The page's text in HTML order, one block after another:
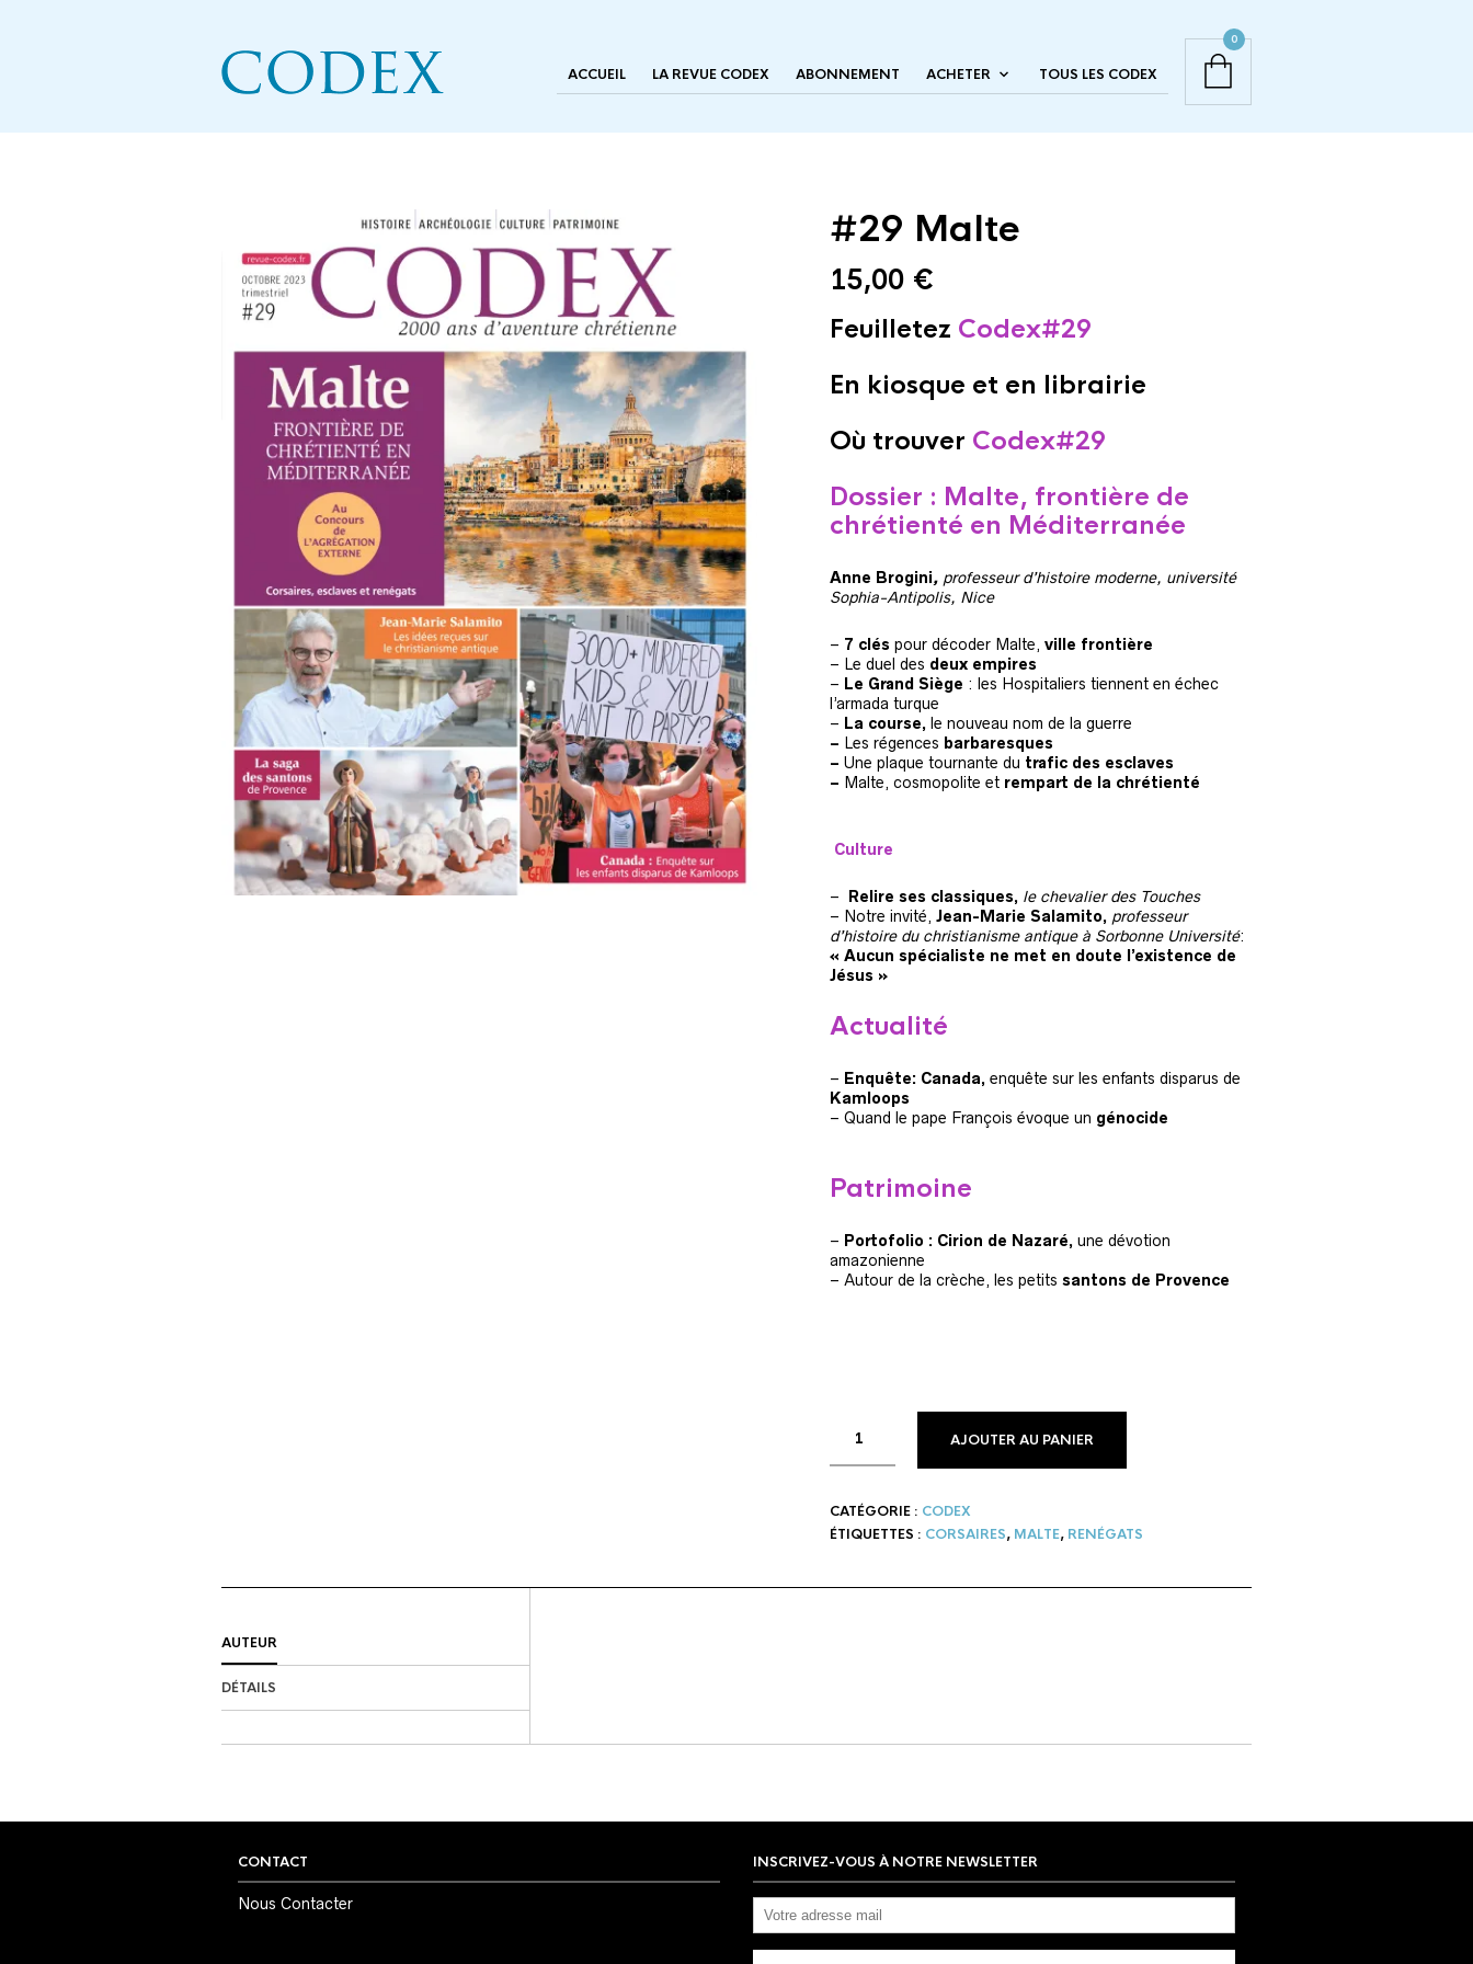
ACCUEIL LA REVUE CODEX ABONNEMENT ACHETER TOUS LES CODEX
0
#29 Malte
15,00 €
Feuilletez Codex#29
En kiosque et en librairie
Où trouver Codex#29
Dossier : Malte, frontière de
chrétienté en Méditerranée
Anne Brogini, professeur d’histoire moderne, université
Sophia-Antipolis, Nice
– 7 clés pour décoder Malte, ville frontière
– Le duel des deux empires
– Le Grand Siège : les Hospitaliers tiennent en échec
l’armada turque
– La course, le nouveau nom de la guerre
– Les régences barbaresques
– Une plaque tournante du trafic des esclaves
– Malte, cosmopolite et rempart de la chrétienté
Culture
– Relire ses classiques, le chevalier des Touches
– Notre invité, Jean-Marie Salamito, professeur
d’histoire du christianisme antique à Sorbonne Université:
« Aucun spécialiste ne met en doute l’existence de
Jésus »
Actualité
– Enquête: Canada, enquête sur les enfants disparus de
Kamloops
– Quand le pape François évoque un génocide
Patrimoine
– Portofolio : Cirion de Nazaré, une dévotion
amazonienne
– Autour de la crèche, les petits santons de Provence
AJOUTER AU PANIER
CATÉGORIE : CODEX
ÉTIQUETTES : CORSAIRES, MALTE, RENÉGATS
AUTEUR
DÉTAILS
CONTACT
Nous Contacter
INSCRIVEZ-VOUS À NOTRE NEWSLETTER